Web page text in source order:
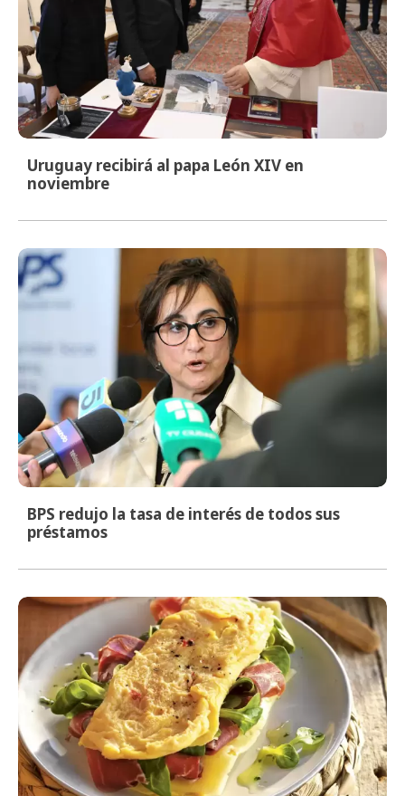
Uruguay recibirá al papa León XIV en
noviembre
BPS redujo la tasa de interés de todos sus
préstamos